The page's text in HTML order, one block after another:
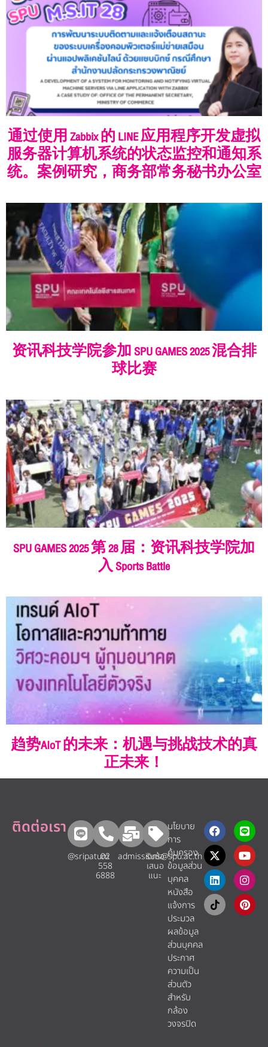
通过使用 Zabbix 的 LINE 应用程序开发虚拟
服务器计算机系统的状态监控和通知系
统。案例研究，商务部常务秘书办公室
资讯科技学院参加 SPU GAMES 2025 混合排
球比赛
SPU GAMES 2025 第 28 届：资讯科技学院加
入 Sports Battle
趋势AIoT 的未来：机遇与挑战技术的真
正未来！
ติดต่อเรา
@sripatum
02
558
6888
admissions@spu.ac.th
รับข้อ
เสนอ
แนะ​
นโยบาย
การ
คุ้มครอง
ข้อมูลส่วน
บุคคล
หนังสือ
แจ้งการ
ประมวล
ผลข้อมูล
ส่วนบุคคล
ประกาศ
ความเป็น
ส่วนตัว
สำหรับ
กล้อง
วงจรปิด